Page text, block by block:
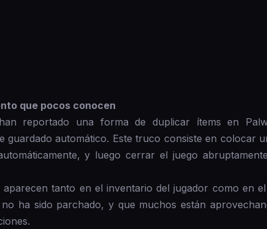
que pocos conocen
reportado una forma de duplicar ítems en
guardado automático. Este truco consiste en colocar
y luego cerrar el juego
tanto en el inventario del jugador como en
ha sido parchado, y que muchos están